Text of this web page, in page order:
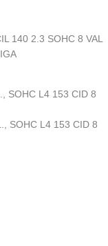
140 2.3 SOHC 8 VAL
SOHC L4 153 CID 8
SOHC L4 153 CID 8